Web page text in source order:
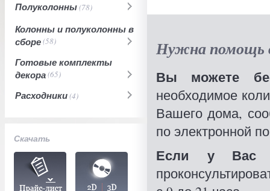
Полуколонны(78)
Колонны и полуколонны в
сборе(58)
Готовые комплекты
декора(65)
Расходники(4)
Скачать
Нужна помощь
Вы можете
необходимое
Вашего дома,
по электронной
Если у Вас